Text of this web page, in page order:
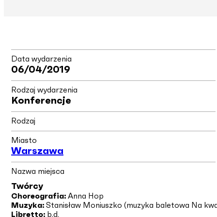
Data wydarzenia
06/04/2019
Rodzaj wydarzenia
Konferencje
Rodzaj
Miasto
Warszawa
Nazwa miejsca
Twórcy
Choreografia: Anna Hop
Muzyka: Stanisław Moniuszko (muzyka baletowa Na
Libretto: b.d.